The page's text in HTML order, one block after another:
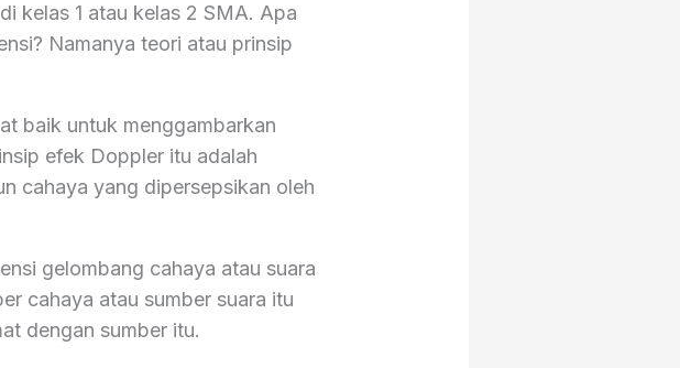
kelas 1 atau kelas 2 SMA. Apa
Namanya teori atau prinsip
baik untuk menggambarkan
efek Doppler itu adalah
cahaya yang dipersepsikan oleh
gelombang cahaya atau suara
cahaya atau sumber suara itu
dengan sumber itu.